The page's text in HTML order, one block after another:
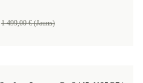
1 499,00 € (Jauns)